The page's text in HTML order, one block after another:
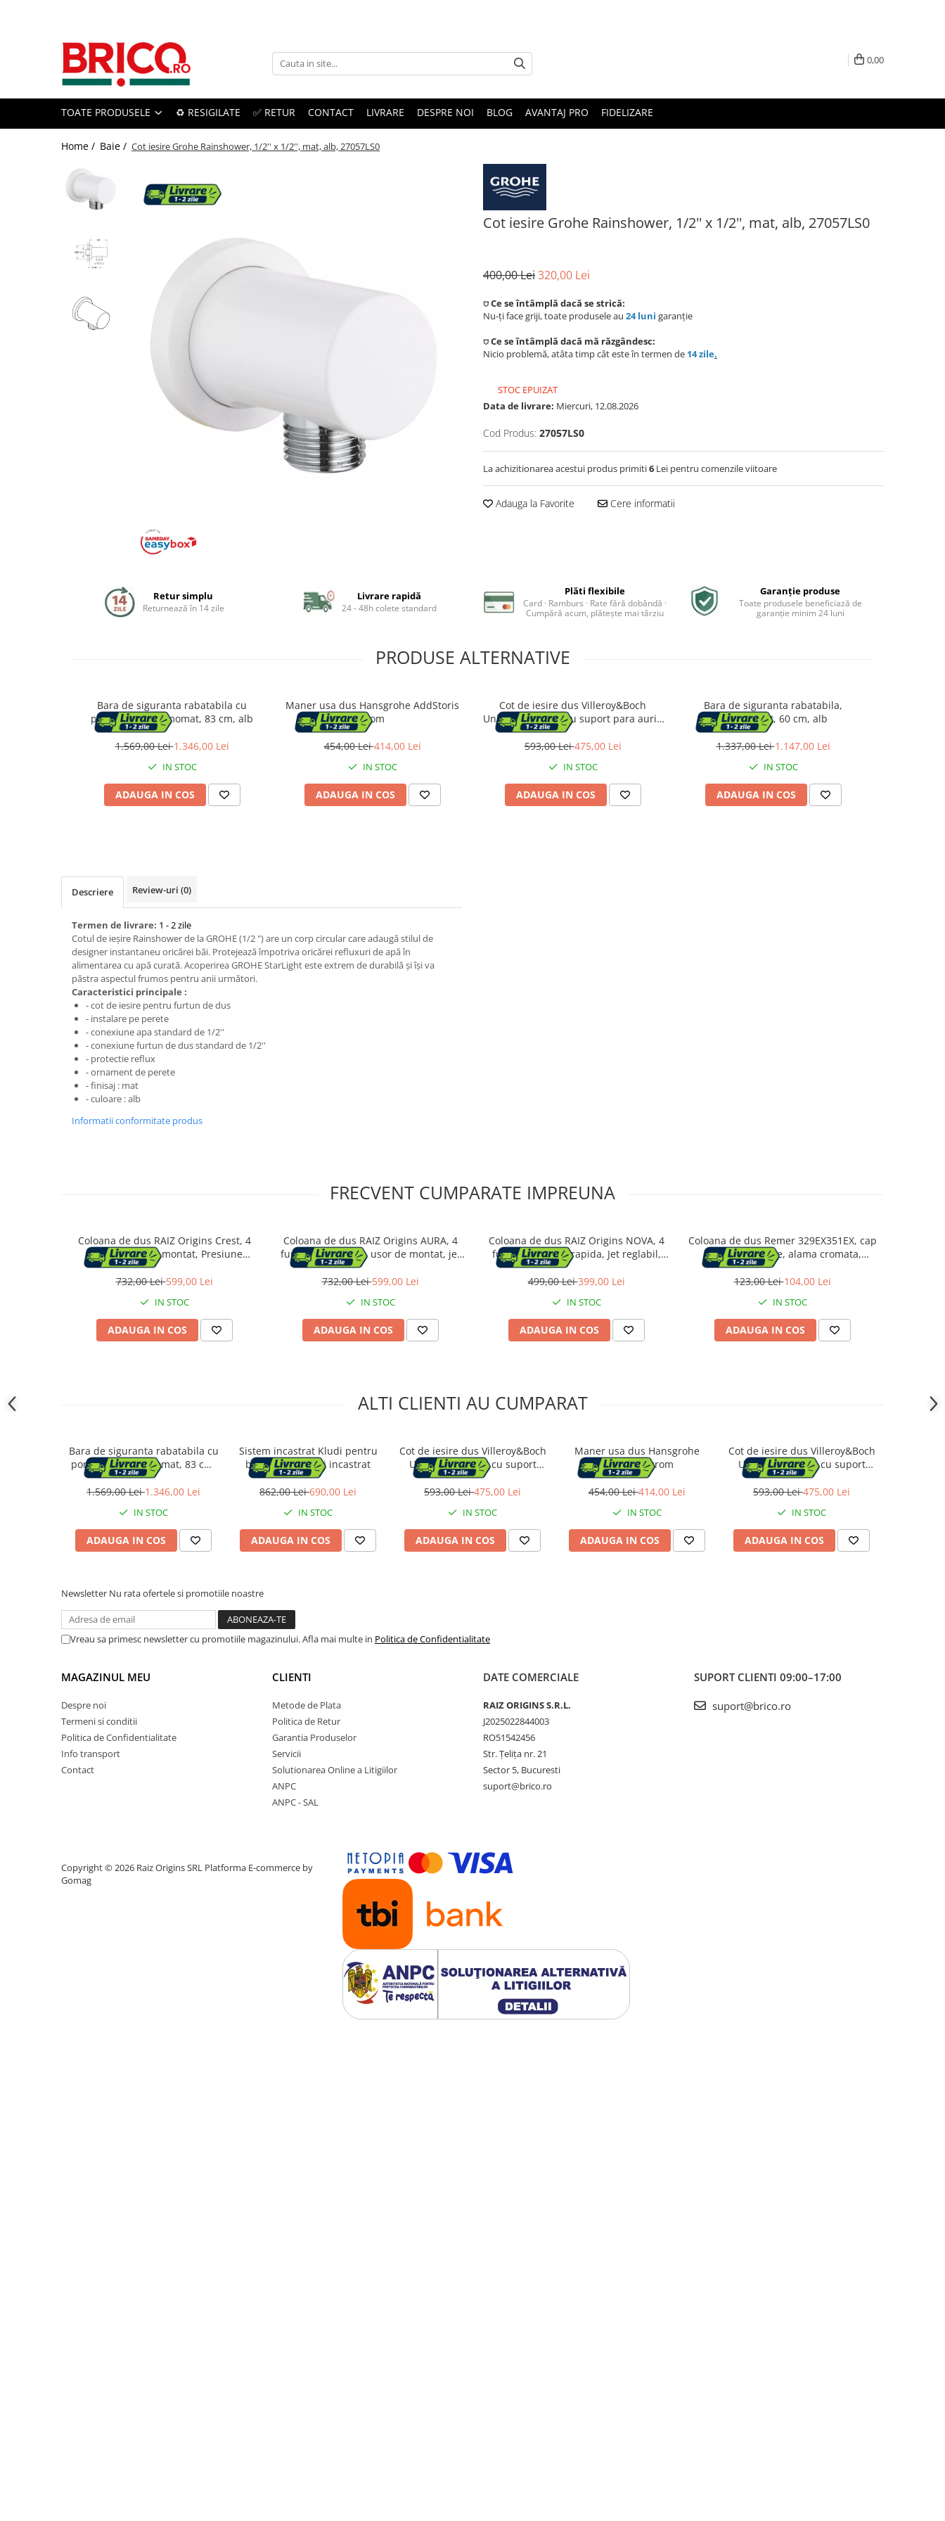
Toate Produsele
Baterii sanitare
Baterii chiuveta baie
Baterii cada si dus
Coloane de dus
Ingrijire personala
Placi de indreptat parul
Aparate de tuns & ras
Cantare corporale
Mobilier pentru baie
Dulapuri baie
Bucatarie
Dulapuri si rafturi depozitare
Mobilier bucatarie
Vase & ustensile pentru gatit
Tigai si seturi
Oale si cratite
Accesorii pentru bucatarie
Cosuri de gunoi
0,00
TOATE PRODUSELE ♻️ RESIGILATE ✅ RETUR CONTACT LIVRARE DESPRE NOI BLOG AVANTAJ PRO FIDELIZARE
Home / Baie / Cot iesire Grohe Rainshower, 1/2'' x 1/2'', mat, alb, 27057LS0
Cot iesire Grohe Rainshower, 1/2'' x 1/2'', mat, alb, 27057LS0
400,00 Lei320,00 Lei
⛉ Ce se întâmplă dacă se strică:
Nu-ți face griji, toate produsele au 24 luni garanție
⛉ Ce se întâmplă dacă mă răzgândesc:
Nicio problemă, atâta timp cât este în termen de 14 zile.
STOC EPUIZAT
Data de livrare: Miercuri, 12.08.2026
Cod Produs: 27057LS0
La achizitionarea acestui produs primiti6 Lei pentru comenzile viitoare
Adauga la Favorite Cere informatii
Retur simplu
Returnează în 14 zile
Livrare rapidă
24 - 48h colete standard
Plăti flexibile
Card · Ramburs · Rate fără dobândă ·
Cumpără acum, plătește mai târziu
Garanție produse
Toate produsele beneficiază de
garanție minim 24 luni
PRODUSE ALTERNATIVE
Bara de siguranta rabatabila cu
porthartie, Thermomat, 83 cm, alb
1.569,00 Lei1.346,00 Lei
IN STOC
ADAUGA IN COS
Maner usa dus Hansgrohe AddStoris
crom
454,00 Lei414,00 Lei
IN STOC
ADAUGA IN COS
Cot de iesire dus Villeroy&Boch
Universal rotund cu suport para auriu
periat
593,00 Lei475,00 Lei
IN STOC
ADAUGA IN COS
Bara de siguranta rabatabila,
Thermomat, 60 cm, alb
1.337,00 Lei1.147,00 Lei
IN STOC
ADAUGA IN COS
Descriere Review-uri (0)
Termen de livrare: 1 - 2 zile
Cotul de ieșire Rainshower de la GROHE (1/2 ") are un corp circular care adaugă stilul de
designer instantaneu oricărei băi. Protejează împotriva oricărei refluxuri de apă în
alimentarea cu apă curată. Acoperirea GROHE StarLight este extrem de durabilă și își va
păstra aspectul frumos pentru anii următori.
Caracteristici principale :
- cot de iesire pentru furtun de dus
- instalare pe perete
- conexiune apa standard de 1/2''
- conexiune furtun de dus standard de 1/2''
- protectie reflux
- ornament de perete
- finisaj : mat
- culoare : alb
Informatii conformitate produs
FRECVENT CUMPARATE IMPREUNA
Coloana de dus RAIZ Origins Crest, 4
functii, Usor de montat, Presiune
ridicata, Jet reglabil, Materiale premium,
Dus fix cu functie ploaie, Functie bideu,
732,00 Lei599,00 Lei
IN STOC
ADAUGA IN COS
Coloana de dus RAIZ Origins AURA, 4
functii, Din Alama, usor de montat, jet
reglabil, Afisaj electronic, materiale
premium, Presiune ridicata, Dus fix cu
732,00 Lei599,00 Lei
IN STOC
ADAUGA IN COS
Coloana de dus RAIZ Origins NOVA, 4
functii, Montare rapida, Jet reglabil,
Presiune ridicata, Para de dus, Dus fix
cu functie ploaie, Functie bideu, Gri mat
499,00 Lei399,00 Lei
IN STOC
ADAUGA IN COS
Coloana de dus Remer 329EX351EX, cap
de dus tip ploaie, alama cromata,
1200x85mm
123,00 Lei104,00 Lei
IN STOC
ADAUGA IN COS
ALTI CLIENTI AU CUMPARAT
Bara de siguranta rabatabila cu
porthartie, Thermomat, 83 cm,
alb
1.569,00 Lei1.346,00 Lei
IN STOC
ADAUGA IN COS
Sistem incastrat Kludi pentru
baterii cu montaj incastrat
862,00 Lei690,00 Lei
IN STOC
ADAUGA IN COS
Cot de iesire dus Villeroy&Boch
Universal rotund cu suport
para negru mat
593,00 Lei475,00 Lei
IN STOC
ADAUGA IN COS
Maner usa dus Hansgrohe
AddStoris crom
454,00 Lei414,00 Lei
IN STOC
ADAUGA IN COS
Cot de iesire dus Villeroy&Boch
Universal rotund cu suport
para auriu periat
593,00 Lei475,00 Lei
IN STOC
ADAUGA IN COS
Newsletter Nu rata ofertele si promotiile noastre
Vreau sa primesc newsletter cu promotiile magazinului. Afla mai multe in Politica de Confidentialitate
MAGAZINUL MEU
Despre noi
Termeni si conditii
Politica de Confidentialitate
Info transport
Contact
CLIENTI
Metode de Plata
Politica de Retur
Garantia Produselor
Servicii
Solutionarea Online a Litigiilor
ANPC
ANPC - SAL
DATE COMERCIALE
RAIZ ORIGINS S.R.L.
J2025022844003
RO51542456
Str. Țelița nr. 21
Sector 5, Bucuresti
suport@brico.ro
SUPORT CLIENTI 09:00–17:00
suport@brico.ro
Copyright © 2026 Raiz Origins SRL Platforma E-commerce by
Gomag